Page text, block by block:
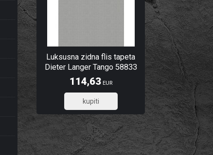
Luksusna zidna flis tapeta
Dieter Langer Tango 58833
114,63EUR
91,70